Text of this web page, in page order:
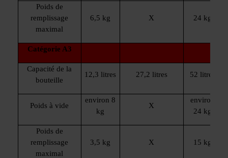
américaines à des fins de contrôle et de surveillance
sans que des recours juridiques efficaces soient
disponibles ou sans que tous les droits des personnes
concernées soient applicables. Vous pouvez procéder à
des paramétrages individuels des cookies selon les
catégories en cliquant sur « Ajuster ». Rejetez tous les
cookies facultatifs en cliquant sur « Rejeter les cookies
consentement à tout moment en utilisant le lien
cookie dans le pied de page du site.
Poids de
remplissage
maximal
6,5 kg X 24 kg
Catégorie A3
Capacité de la
bouteille
12,3 litres 27,2 litres 52 litres
Poids à vide
environ 8
kg
X
environ
24 kg
Poids de
remplissage
maximal
3,5 kg X 15 kg